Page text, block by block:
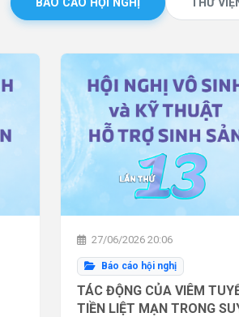
BÁO CÁO HỘI NGHỊ THƯ
27/06/2026 20:06
Báo cáo hội nghị
TÁC ĐỘNG CỦA VIÊM
TIỀN LIỆT MẠN TRONG